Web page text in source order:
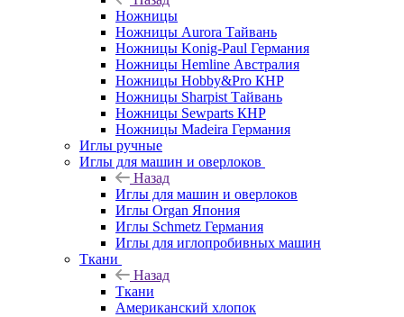
Ножницы
Ножницы Aurora Тайвань
Ножницы Konig-Paul Германия
Ножницы Hemline Австралия
Ножницы Hobby&Pro КНР
Ножницы Sharpist Тайвань
Ножницы Sewparts КНР
Ножницы Madeira Германия
Иглы ручные
Иглы для машин и оверлоков
Назад
Иглы для машин и оверлоков
Иглы Organ Япония
Иглы Schmetz Германия
Иглы для иглопробивных машин
Ткани
Назад
Ткани
Американский хлопок